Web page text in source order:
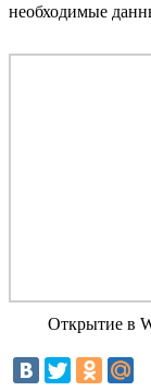
необходимые
Открытие в